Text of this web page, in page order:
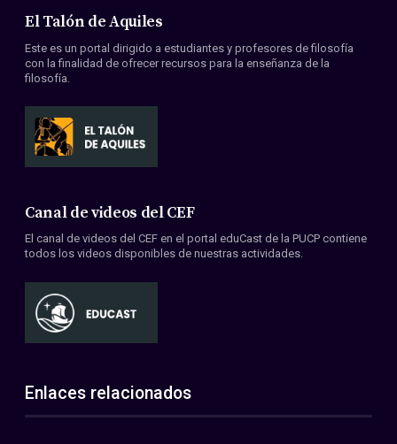
El Talón de Aquiles
Este es un portal dirigido a estudiantes y profesores de filosofía
con la finalidad de ofrecer recursos para la enseñanza de la
filosofía.
Canal de videos del CEF
El canal de videos del CEF en el portal eduCast de la PUCP contiene
todos los videos disponibles de nuestras actividades.
Enlaces relacionados